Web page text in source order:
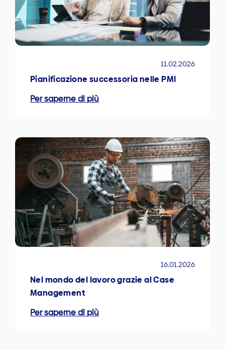
11.02.2026
Pianificazione successoria nelle PMI
Per saperne di più
16.01.2026
Nel mondo del lavoro grazie al Case
Management
Per saperne di più